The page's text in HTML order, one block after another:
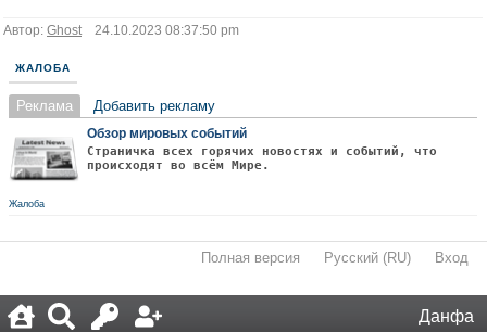
Данфа
Автор: Ghost24.10.2023 08:37:50 pm
ЖАЛОБА
Реклама Добавить рекламу
Обзор мировых событий
Страничка всех горячих новостях и событий, что
происходят во всём Мире.
Жалоба
Полная версия Русский (RU) Вход